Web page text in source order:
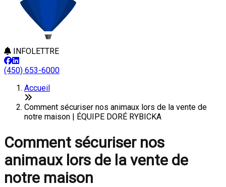
INFOLETTRE
(450) 653-6000
Accueil
Comment sécuriser nos animaux lors de la vente de
notre maison | ÉQUIPE DORÉ RYBICKA
Comment sécuriser nos
animaux lors de la vente de
notre maison